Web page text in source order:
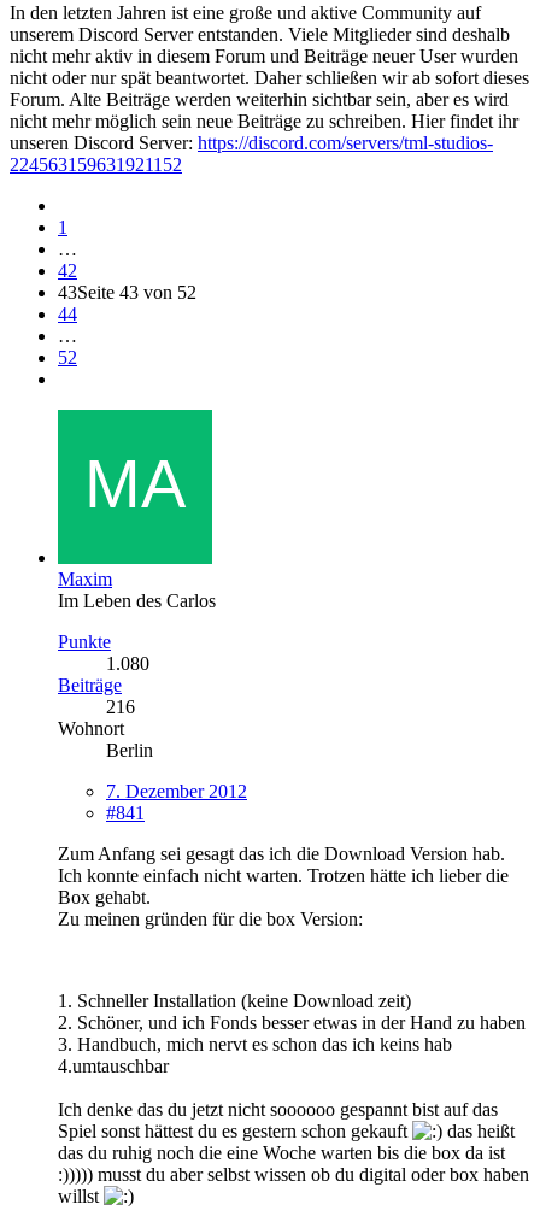
In den letzten Jahren ist eine große und aktive Community auf
unserem Discord Server entstanden. Viele Mitglieder sind deshalb
nicht mehr aktiv in diesem Forum und Beiträge neuer User wurden
nicht oder nur spät beantwortet. Daher schließen wir ab sofort dieses
Forum. Alte Beiträge werden weiterhin sichtbar sein, aber es wird
nicht mehr möglich sein neue Beiträge zu schreiben. Hier findet ihr
unseren Discord Server: https://discord.com/servers/tml-studios-
224563159631921152
1
…
42
43Seite 43 von 52
44
…
52
Maxim
Im Leben des Carlos
Punkte
1.080
Beiträge
216
Wohnort
Berlin
7. Dezember 2012
#841
Zum Anfang sei gesagt das ich die Download Version hab.
Ich konnte einfach nicht warten. Trotzen hätte ich lieber die
Box gehabt.
Zu meinen gründen für die box Version:
1. Schneller Installation (keine Download zeit)
2. Schöner, und ich Fonds besser etwas in der Hand zu haben
3. Handbuch, mich nervt es schon das ich keins hab
4.umtauschbar
Ich denke das du jetzt nicht soooooo gespannt bist auf das
Spiel sonst hättest du es gestern schon gekauft
das heißt
das du ruhig noch die eine Woche warten bis die box da ist
:))))) musst du aber selbst wissen ob du digital oder box haben
willst